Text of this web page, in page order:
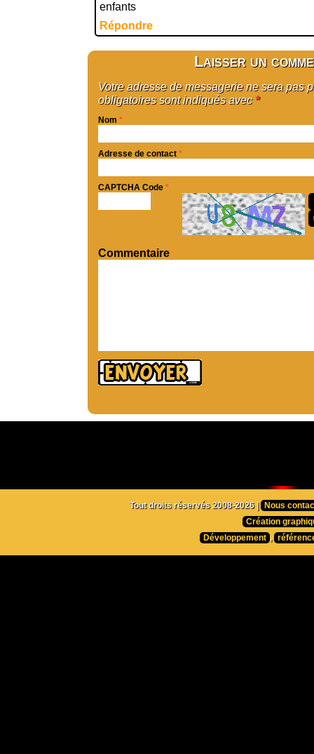
enfants
Répondre
Laisser un
Votre adresse de messagerie ne sera pas
obligatoires sont indiqués avec *
Nom *
Adresse de contact *
CAPTCHA Code *
Commentaire
Tout droits réservés 2008-2026 |
Nous
Création
Développement ,